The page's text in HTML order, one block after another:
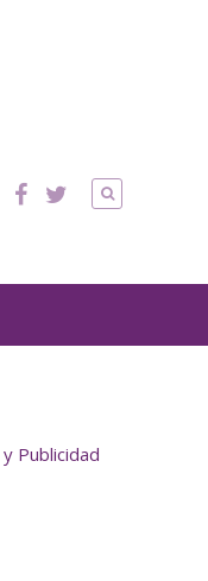
Publicidad